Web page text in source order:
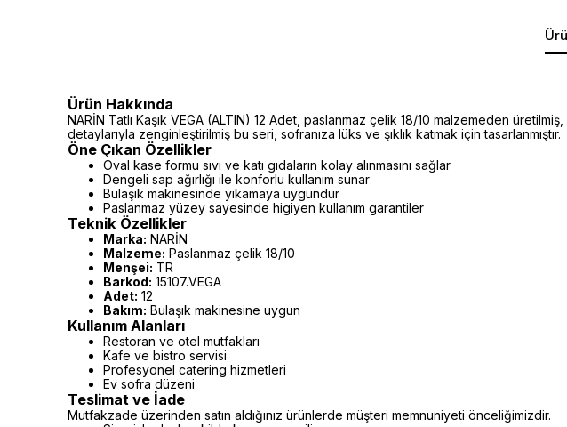
Ürün Hakkında
NARİN Tatlı Kaşık VEGA (ALTIN) 12 Adet, paslanmaz çelik 18/10 malzemeden
detaylarıyla zenginleştirilmiş bu seri, sofranıza lüks ve şıklık katmak için tasarlanmıştır.
Öne Çıkan Özellikler
Oval kase formu sıvı ve katı gıdaların kolay alınmasını sağlar
Dengeli sap ağırlığı ile konforlu kullanım sunar
Bulaşık makinesinde yıkamaya uygundur
Paslanmaz yüzey sayesinde higiyen kullanım garantiler
Teknik Özellikler
Marka: NARİN
Malzeme: Paslanmaz çelik 18/10
Menşei: TR
Barkod: 15107.VEGA
Adet: 12
Bakım: Bulaşık makinesine uygun
Kullanım Alanları
Restoran ve otel mutfakları
Kafe ve bistro servisi
Profesyonel catering hizmetleri
Ev sofra düzeni
Teslimat ve İade
Mutfakzade üzerinden satın aldığınız ürünlerde müşteri memnuniyeti önceliğimizdir.